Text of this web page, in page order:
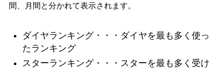
間、月間と分かれて表示されます。
ダイヤランキング・・・ダイヤを最も多く使っ
たランキング
スターランキング・・・スターを最も多く受け